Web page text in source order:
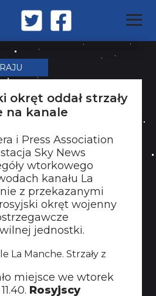
okręt oddał strzały
na kanale
i Press Association
Sky News
wtorkowego
kanału La
z przekazanymi
okręt wojenny
jednostki.
La Manche. Strzały z
miejsce we wtorek
Rosyjscy